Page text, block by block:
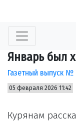
Январь был
Газетный выпуск №
05 февраля 2026 11:42
Курянам